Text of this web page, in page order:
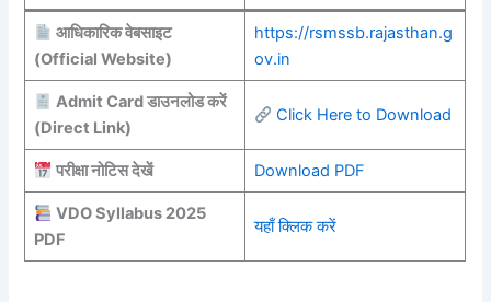
आधिकारिक वेबसाइट
(Official Website)
https://rsmssb.rajasthan.g
ov.in
Admit Card डाउनलोड करें
(Direct Link)
Click Here to Download
परीक्षा नोटिस देखें Download PDF
VDO Syllabus 2025
PDF
यहाँ क्लिक करें